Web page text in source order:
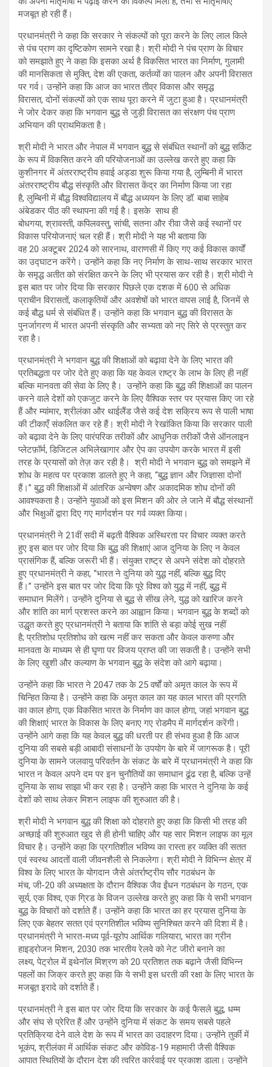
मजबूत हो रही हैं।
प्रधानमंत्री ने कहा कि सरकार ने संकल्पों को पूरा करने के लिए लाल किले
से पंच प्राण का दृष्टिकोण सामने रखा है। श्री मोदी ने पंच प्राण के विचार
को समझाते हुए ने कहा कि इसका अर्थ है विकसित भारत का निर्माण, गुलामी
की मानसिकता से मुक्ति, देश की एकता, कर्तव्यों का पालन और अपनी विरासत
पर गर्व। उन्होंने कहा कि आज का भारत तीव्र विकास और समृद्ध
विरासत, दोनों संकल्पों को एक साथ पूरा करने में जुटा हुआ है। प्रधानमंत्री
ने जोर देकर कहा कि भगवान बुद्ध से जुड़ी विरासत का संरक्षण पंच प्राण
अभियान की प्राथमिकता है।
श्री मोदी ने भारत और नेपाल में भगवान बुद्ध से संबंधित स्थानों को बुद्ध सर्किट
के रूप में विकसित करने की परियोजनाओं का उल्लेख करते हुए कहा कि
कुशीनगर में अंतरराष्ट्रीय हवाई अड्डा शुरू किया गया है, लुम्बिनी में भारत
अंतरराष्ट्रीय बौद्ध संस्कृति और विरासत केंद्र का निर्माण किया जा रहा
है, लुम्बिनी में बौद्ध विश्वविद्यालय में बौद्ध अध्ययन के लिए डॉ. बाबा साहेब
अंबेडकर पीठ की स्थापना की गई है। इसके साथ ही
बोधगया, श्रावस्ती, कपिलवस्तु, सांची, सतना और रीवा जैसे कई स्थानों पर
विकास परियोजनाएं चल रही हैं। श्री मोदी ने यह भी बताया कि
वह 20 अक्टूबर 2024 को सारनाथ, वाराणसी में किए गए कई विकास कार्यों
का उद्घाटन करेंगे। उन्होंने कहा कि नए निर्माण के साथ-साथ सरकार भारत
के समृद्ध अतीत को संरक्षित करने के लिए भी प्रयास कर रही है। श्री मोदी ने
इस बात पर जोर दिया कि सरकार पिछले एक दशक में 600 से अधिक
प्राचीन विरासतों, कलाकृतियों और अवशेषों को भारत वापस लाई है, जिनमें से
कई बौद्ध धर्म से संबंधित हैं। उन्होंने कहा कि भगवान बुद्ध की विरासत के
पुनर्जागरण में भारत अपनी संस्कृति और सभ्यता को नए सिरे से प्रस्तुत कर
रहा है।
प्रधानमंत्री ने भगवान बुद्ध की शिक्षाओं को बढ़ावा देने के लिए भारत की
प्रतिबद्धता पर जोर देते हुए कहा कि यह केवल राष्ट्र के लाभ के लिए ही नहीं
बल्कि मानवता की सेवा के लिए है। उन्होंने कहा कि बुद्ध की शिक्षाओं का पालन
करने वाले देशों को एकजुट करने के लिए वैश्विक स्तर पर प्रयास किए जा रहे
हैं और म्यांमार, श्रीलंका और थाईलैंड जैसे कई देश सक्रिय रूप से पाली भाषा
की टीकाएँ संकलित कर रहे हैं। श्री मोदी ने रेखांकित किया कि सरकार पाली
को बढ़ावा देने के लिए पारंपरिक तरीकों और आधुनिक तरीकों जैसे ऑनलाइन
प्लेटफ़ॉर्म, डिजिटल अभिलेखागार और ऐप का उपयोग करके भारत में इसी
तरह के प्रयासों को तेज़ कर रही है। श्री मोदी ने भगवान बुद्ध को समझने में
शोध के महत्व पर प्रकाश डालते हुए ने कहा, “बुद्ध ज्ञान और जिज्ञासा दोनों
हैं।” बुद्ध की शिक्षाओं में आंतरिक अन्वेषण और अकादमिक शोध दोनों की
आवश्यकता है। उन्होंने युवाओं को इस मिशन की ओर ले जाने में बौद्ध संस्थानों
और भिक्षुओं द्वारा दिए गए मार्गदर्शन पर गर्व व्यक्त किया।
प्रधानमंत्री ने 21वीं सदी में बढ़ती वैश्विक अस्थिरता पर विचार व्यक्त करते
हुए इस बात पर जोर दिया कि बुद्ध की शिक्षाएं आज दुनिया के लिए न केवल
प्रासंगिक हैं, बल्कि जरूरी भी हैं। संयुक्त राष्ट्र से अपने संदेश को दोहराते
हुए प्रधानमंत्री ने कहा, “भारत ने दुनिया को युद्ध नहीं, बल्कि बुद्ध दिए
हैं।” उन्होंने इस बात पर जोर दिया कि पूरे विश्व को युद्ध में नहीं, बुद्ध में
समाधान मिलेंगे। उन्होंने दुनिया से बुद्ध से सीख लेने, युद्ध को खारिज करने
और शांति का मार्ग प्रशस्त करने का आह्वान किया। भगवान बुद्ध के शब्दों को
उद्धृत करते हुए प्रधानमंत्री ने बताया कि शांति से बड़ा कोई सुख नहीं
है; प्रतिशोध प्रतिशोध को खत्म नहीं कर सकता और केवल करुणा और
मानवता के माध्यम से ही घृणा पर विजय प्राप्त की जा सकती है। उन्होंने सभी
के लिए खुशी और कल्याण के भगवान बुद्ध के संदेश को आगे बढ़ाया।
उन्होंने कहा कि भारत ने 2047 तक के 25 वर्षों को अमृत काल के रूप में
चिन्हित किया है। उन्होंने कहा कि अमृत काल का यह काल भारत की प्रगति
का काल होगा, एक विकसित भारत के निर्माण का काल होगा, जहां भगवान बुद्ध
की शिक्षाएं भारत के विकास के लिए बनाए गए रोडमैप में मार्गदर्शन करेंगी।
उन्होंने आगे कहा कि यह केवल बुद्ध की धरती पर ही संभव हुआ है कि आज
दुनिया की सबसे बड़ी आबादी संसाधनों के उपयोग के बारे में जागरूक है। पूरी
दुनिया के सामने जलवायु परिवर्तन के संकट के बारे में प्रधानमंत्री ने कहा कि
भारत न केवल अपने दम पर इन चुनौतियों का समाधान ढूंढ रहा है, बल्कि उन्हें
दुनिया के साथ साझा भी कर रहा है। उन्होंने कहा कि भारत ने दुनिया के कई
देशों को साथ लेकर मिशन लाइफ की शुरुआत की है।
श्री मोदी ने भगवान बुद्ध की शिक्षा को दोहराते हुए कहा कि किसी भी तरह की
अच्छाई की शुरुआत खुद से ही होनी चाहिए और यह सार मिशन लाइफ का मूल
विचार है। उन्होंने कहा कि प्रगतिशील भविष्य का रास्ता हर व्यक्ति की सतत
एवं स्वस्थ आदतों वाली जीवनशैली से निकलेगा। श्री मोदी ने विभिन्न क्षेत्र में
विश्व के लिए भारत के योगदान जैसे अंतर्राष्ट्रीय सौर गठबंधन के
मंच, जी-20 की अध्यक्षता के दौरान वैश्विक जैव ईंधन गठबंधन के गठन, एक
सूर्य, एक विश्व, एक ग्रिड के विजन उल्लेख करते हुए कहा कि ये सभी भगवान
बुद्ध के विचारों को दर्शाते हैं। उन्होंने कहा कि भारत का हर प्रयास दुनिया के
लिए एक बेहतर सतत एवं प्रगतिशील भविष्य सुनिश्चित करने की दिशा में है।
प्रधानमंत्री ने भारत-मध्य पूर्व-यूरोप आर्थिक गलियारा, भारत का ग्रीन
हाइड्रोजन मिशन, 2030 तक भारतीय रेलवे को नेट जीरो बनाने का
लक्ष्य, पेट्रोल में इथेनॉल मिश्रण को 20 प्रतिशत तक बढ़ाने जैसी विभिन्न
पहलों का जिक्र करते हुए कहा कि ये सभी इस धरती की रक्षा के लिए भारत के
मजबूत इरादे को दर्शाते हैं।
प्रधानमंत्री ने इस बात पर जोर दिया कि सरकार के कई फैसले बुद्ध, धम्म
और संघ से प्रेरित हैं और उन्होंने दुनिया में संकट के समय सबसे पहले
प्रतिक्रिया देने वाले देश के रूप में भारत का उदाहरण दिया। उन्होंने तुर्की में
भूकंप, श्रीलंका में आर्थिक संकट और कोविड-19 महामारी जैसी वैश्विक
आपात स्थितियों के दौरान देश की त्वरित कार्रवाई पर प्रकाश डाला। उन्होंने